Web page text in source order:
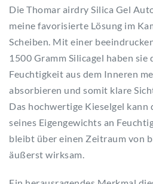
Die Thomar airdry Silica Gel
meine favorisierte Lösung im
Scheiben. Mit einer
1500 Gramm Silicagel haben
Feuchtigkeit aus dem Inneren
absorbieren und somit klare
Das hochwertige Kieselgel kann
seines Eigengewichts an
bleibt über einen Zeitraum von
äußerst wirksam.